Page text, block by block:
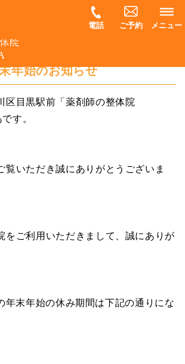
電話 ご予約 メニュー
年始のお知らせ
区目黒駅前「薬剤師の整体院
す。
覧いただき誠にありがとうございま
をご利用いただきまして、誠にありが
年末年始の休み期間は下記の通りにな